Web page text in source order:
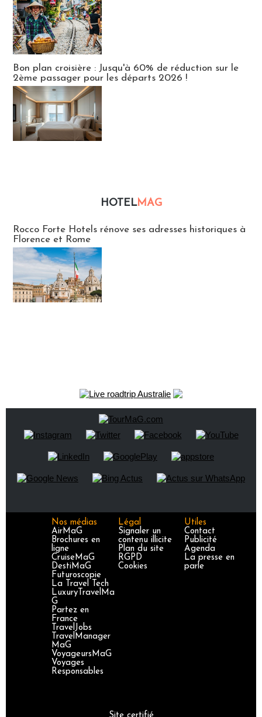
Bon plan croisière : Jusqu'à 60% de réduction sur le
2ème passager pour les départs 2026 !
HOTELMAG
Rocco Forte Hotels rénove ses adresses historiques à
Florence et Rome
Nos médias
AirMaG
Brochures en
ligne
CruiseMaG
DestiMaG
Futuroscopie
La Travel Tech
LuxuryTravelMa
G
Partez en
France
TravelJobs
TravelManager
MaG
VoyageursMaG
Voyages
Responsables
Légal
Signaler un
contenu illicite
Plan du site
RGPD
Cookies
Utiles
Contact
Publicité
Agenda
La presse en
parle